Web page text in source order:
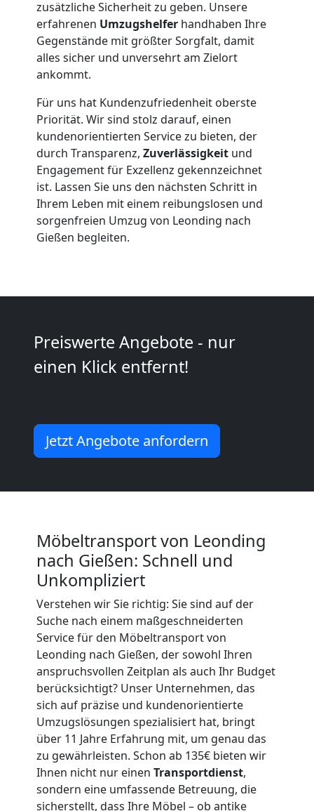
zusätzliche Sicherheit zu geben. Unsere
erfahrenen Umzugshelfer handhaben Ihre
Gegenstände mit größter Sorgfalt, damit
alles sicher und unversehrt am Zielort
ankommt.
Für uns hat Kundenzufriedenheit oberste
Priorität. Wir sind stolz darauf, einen
kundenorientierten Service zu bieten, der
durch Transparenz, Zuverlässigkeit und
Engagement für Exzellenz gekennzeichnet
ist. Lassen Sie uns den nächsten Schritt in
Ihrem Leben mit einem reibungslosen und
sorgenfreien Umzug von Leonding nach
Gießen begleiten.
Preiswerte Angebote - nur
einen Klick entfernt!
Jetzt Angebote anfordern
Möbeltransport von Leonding
nach Gießen: Schnell und
Unkompliziert
Verstehen wir Sie richtig: Sie sind auf der
Suche nach einem maßgeschneiderten
Service für den Möbeltransport von
Leonding nach Gießen, der sowohl Ihren
anspruchsvollen Zeitplan als auch Ihr Budget
berücksichtigt? Unser Unternehmen, das
sich auf präzise und kundenorientierte
Umzugslösungen spezialisiert hat, bringt
über 11 Jahre Erfahrung mit, um genau das
zu gewährleisten. Schon ab 135€ bieten wir
Ihnen nicht nur einen Transportdienst,
sondern eine umfassende Betreuung, die
sicherstellt, dass Ihre Möbel – ob antike
Beiladung
Leonding
Mini
Umzug
Leonding
2
Mann
LKW
Leonding
Leonding
Umzug
Leonding
Mann
LKW